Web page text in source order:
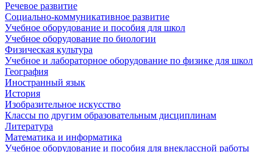
Речевое развитие
Социально-коммуникативное развитие
Учебное оборудование и пособия для школ
Учебное оборудование по биологии
Физическая культура
Учебное и лабораторное оборудование по физике для школ
География
Иностранный язык
История
Изобразительное искусство
Классы по другим образовательным дисциплинам
Литература
Математика и информатика
Учебное оборудование и пособия для внеклассной работы